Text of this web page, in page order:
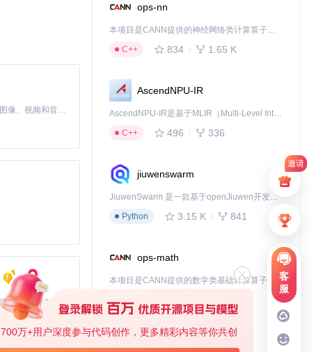
邀请
客
服
700万+用户深度参与代码创作，更多精彩内容等你共创
MiniMax H3 是一个通用的全模态生成系统。它支持对由文本、图像、视频和音频组成的多模态上下文进行统一理解，并能生成分辨率高达 2K、时长可达 15 秒的带原生立体声音频的视频。得益于面向任务泛化的系统设计，H3 在预训练阶段就已具备广泛的多模态上下文理解与生成能力，能够出色地执行复杂的多模态指令。
基于Python的Xiaozhi AI，适用于想要完整Xiaozhi体验而无需拥有专用硬件的用户。
ops-nn
本项目是CANN提供的神经网络类计算算子库，实现网络在NPU上加速计算。
C++
834 1.65 K
AscendNPU-IR
AscendNPU-IR是基于MLIR（Multi-Level Intermediate Representation）构建的，面向昇腾亲和算子编译时使用的中间表示，提供昇腾完备表达能力，通过编译优化提升昇腾AI处理器计算效率，支持通过生态框架使能昇腾AI处理器与深度调优
C++
496 336
jiuwenswarm
JiuwenSwarm 是一款基于openJiuwen开发的智能AI Agent，它能够将大语言模型的强大能力，通过你日常使用的各类通讯应用，直接延伸至你的指尖。
Python
3.15 K 841
ops-math
C++
deveco-code